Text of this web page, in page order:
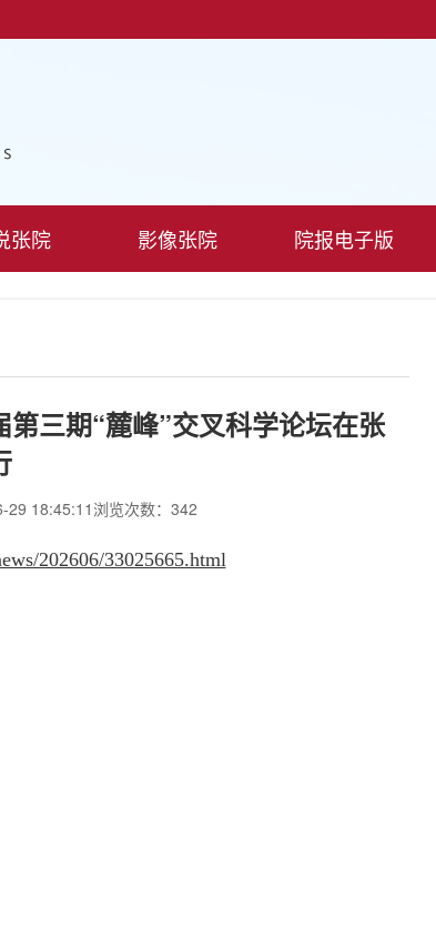
张院 影像张院 院报电子版
三期“麓峰”交叉科学论坛在张
29 18:45:11浏览次数：342
202606/33025665.html